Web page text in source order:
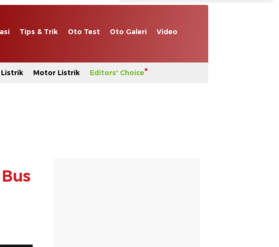
Tips & Trik Oto Test Oto Galeri Video
Motor Listrik Editors' Choice